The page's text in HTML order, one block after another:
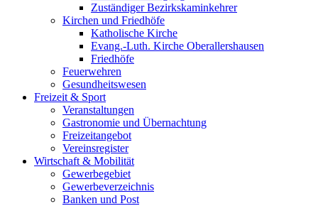
Zuständiger Bezirkskaminkehrer
Kirchen und Friedhöfe
Katholische Kirche
Evang.-Luth. Kirche Oberallershausen
Friedhöfe
Feuerwehren
Gesundheitswesen
Freizeit & Sport
Veranstaltungen
Gastronomie und Übernachtung
Freizeitangebot
Vereinsregister
Wirtschaft & Mobilität
Gewerbegebiet
Gewerbeverzeichnis
Banken und Post